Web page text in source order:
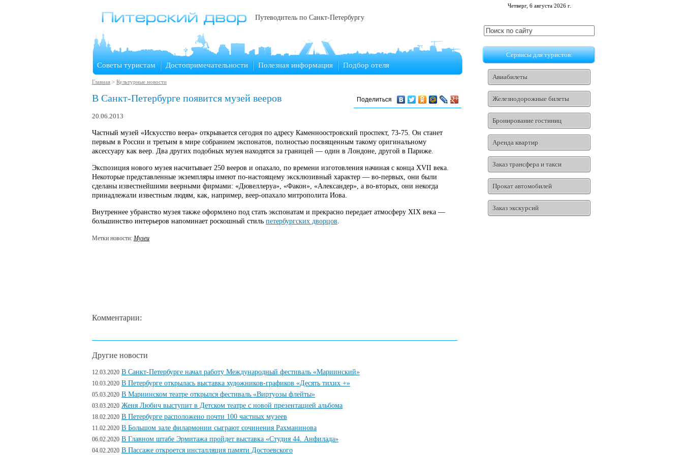
Путеводитель по Санкт-Петербургу
Советы туристам Достопримечательности Полезная информация Подбор отеля
Главная > Культурные новости
Поделиться
В Санкт-Петербурге появится музей вееров
20.06.2013
Частный музей «Искусство веера» открывается сегодня по адресу Каменноостровский проспект, 73-75. Он станет
первым в России и третьим в мире собранием экспонатов, полностью посвященным такому оригинальному
аксессуару как веер. Два других подобных музея находятся за границей — один в Лондоне, другой в Париже.
Экспозиция нового музея насчитывает 250 вееров и опахало, по времени изготовления начиная с конца XVII века.
Некоторые представленные экземпляры имеют по-настоящему эксклюзивный характер — во-первых, они были
сделаны известнейшими веерными фирмами: «Дювеллеруа», «Факон», «Александер», а во-вторых, они некогда
принадлежали известным людям, как, например, веер-опахало митрополита Иова.
Внутреннее убранство музея также оформлено под стать экспонатам и прекрасно передает атмосферу XIX века —
большинство интерьеров напоминает роскошный стиль петербургских дворцов.
Метки новости: Музеи
Комментарии:
Другие новости
12.03.2020 В Санкт-Петербурге начал работу Международный фестиваль «Мариинский»
10.03.2020 В Петербурге открылась выставка художников-графиков «Десять тихих +»
05.03.2020 В Мариинском театре открылся фестиваль «Виртуозы флейты»
03.03.2020 Женя Любич выступит в Детском театре с новой презентацией альбома
18.02.2020 В Петербурге расположено почти 100 частных музеев
11.02.2020 В Большом зале филармонии сыграют сочинения Рахманинова
06.02.2020 В Главном штабе Эрмитажа пройдет выставка «Студия 44. Анфилада»
04.02.2020 В Пассаже откроется инсталляция памяти Достоевского
Четверг, 6 августа 2026 г.
Сервисы для туристов:
Авиабилеты
Железнодорожные билеты
Бронирование гостиниц
Аренда квартир
Заказ трансфера и такси
Прокат автомобилей
Заказ экскурсий